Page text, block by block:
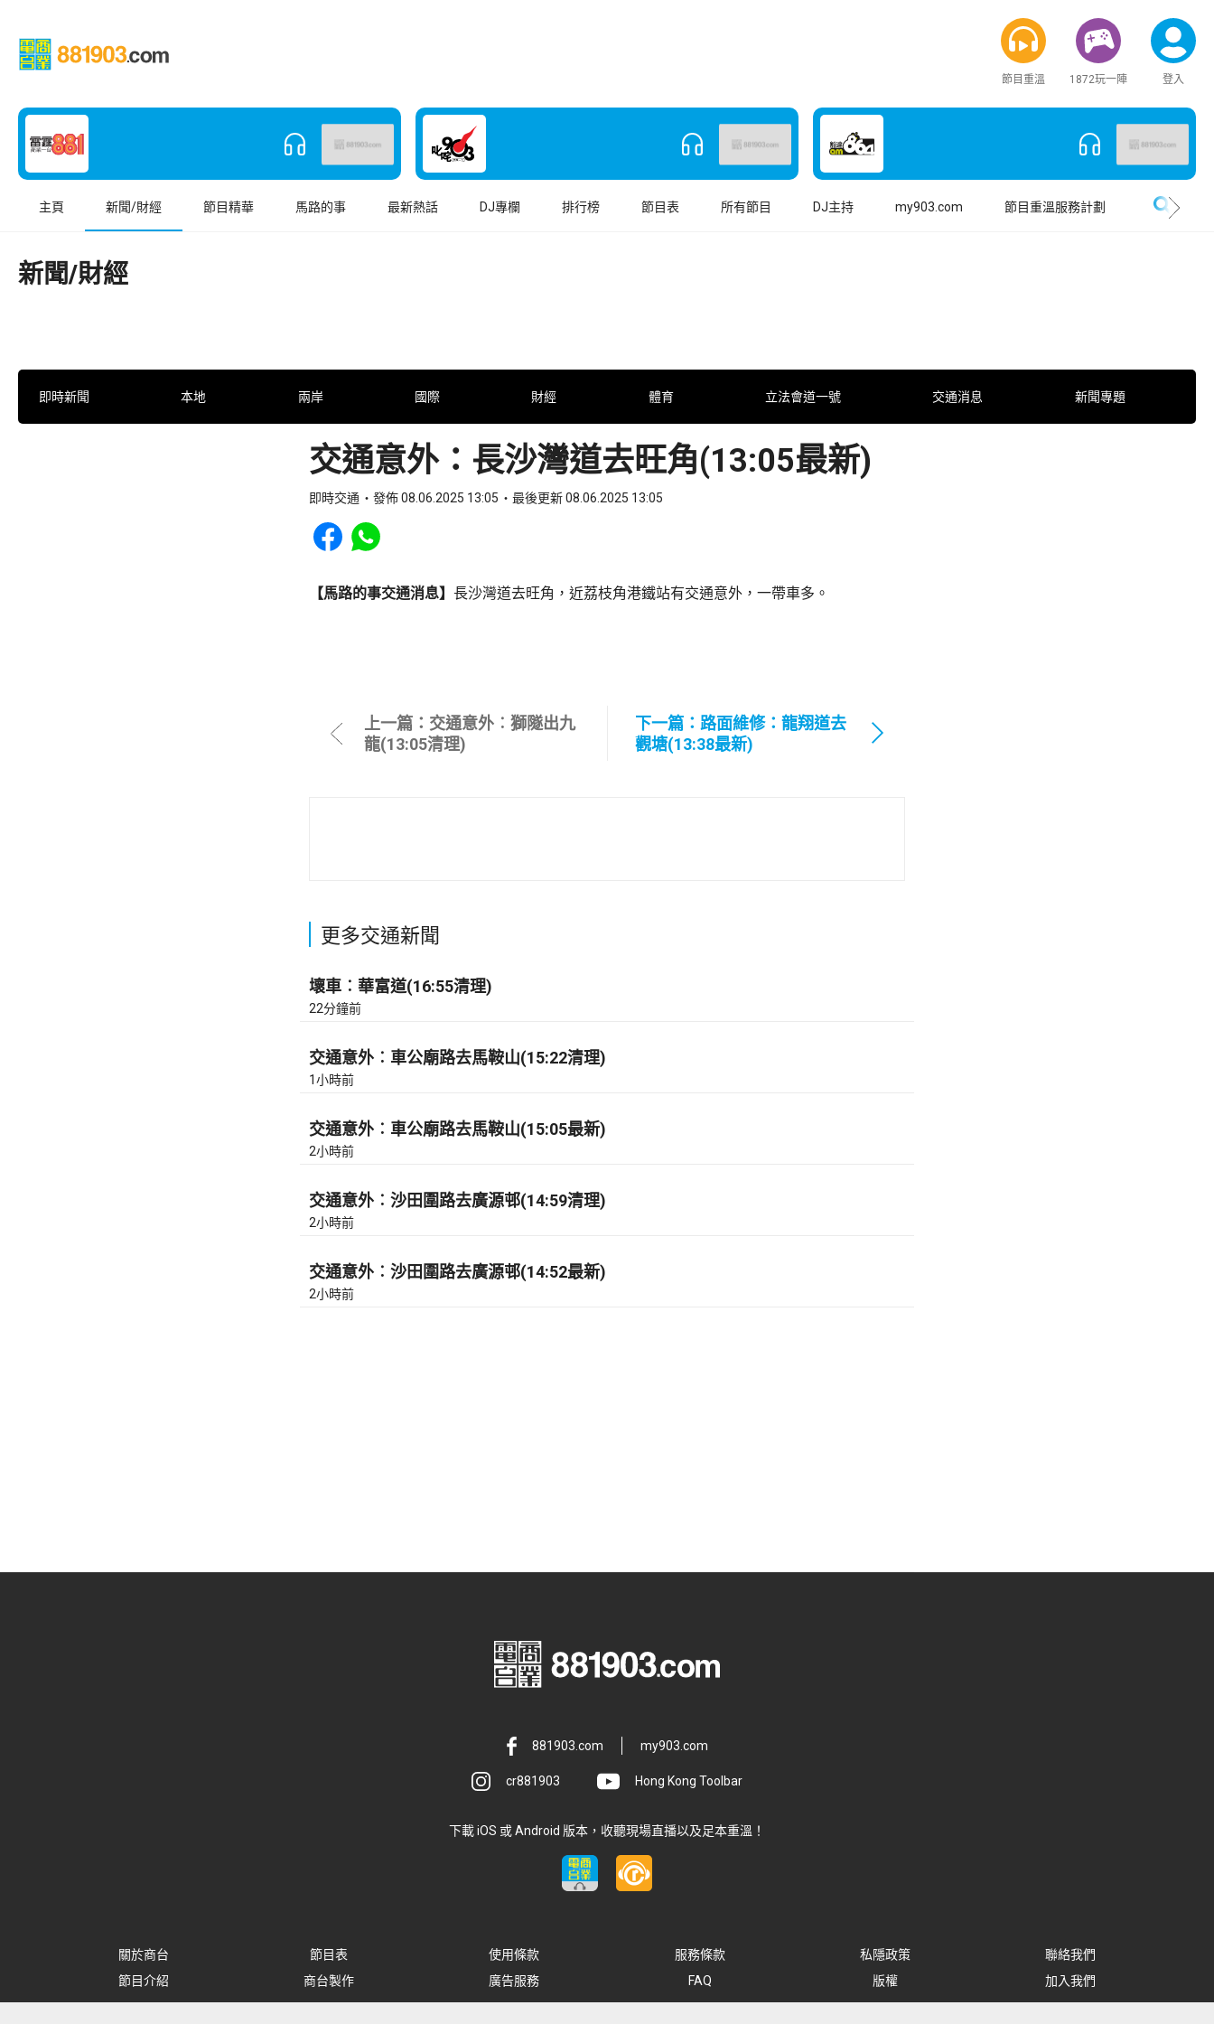
節目重溫 1872玩一陣 登入
主頁 新聞/財經 節目精華 馬路的事 最新熱話 DJ專欄 排行榜 節目表 所有節目 DJ主持 my903.com 節目重溫服務計劃
新聞/財經
即時新聞 本地 兩岸 國際 財經 體育 立法會道一號 交通消息 新聞專題
交通意外：長沙灣道去旺角(13:05最新)
即時交通 發佈 08.06.2025 13:05 最後更新 08.06.2025 13:05
Share to Facebook
Share to WhatsApp
【馬路的事交通消息】 長沙灣道去旺角，近荔枝角港鐵站有交通意外，一帶車多。
上一篇：交通意外︰獅隧出九
龍(13:05清理)
下一篇：路面維修：龍翔道去
觀塘(13:38最新)
更多交通新聞
壞車︰華富道(16:55清理)
22分鐘前
交通意外︰車公廟路去馬鞍山(15:22清理)
1小時前
交通意外︰車公廟路去馬鞍山(15:05最新)
2小時前
交通意外︰沙田圍路去廣源邨(14:59清理)
2小時前
交通意外︰沙田圍路去廣源邨(14:52最新)
2小時前
881903.com my903.com
cr881903 Hong Kong Toolbar
下載 iOS 或 Android 版本，收聽現場直播以及足本重溫！
關於商台 節目表 使用條款 服務條款 私隱政策
聯絡我們
節目介紹
商台製作 廣告服務 FAQ 版權 加入我們